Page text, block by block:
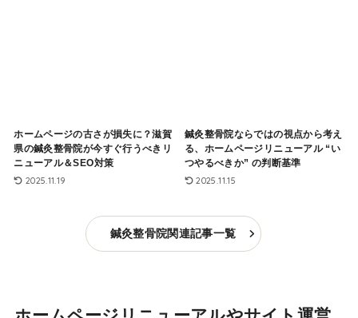
ホームページの古さが損失に？滋賀
県の鍼灸整骨院が今すぐ行うべきリ
ニューアル＆SEO対策
2025.11.19
鍼灸整骨院ならではの視点から考え
る、ホームページリニューアル “い
つやるべきか” の判断基準
2025.11.15
鍼灸整骨院関連記事一覧